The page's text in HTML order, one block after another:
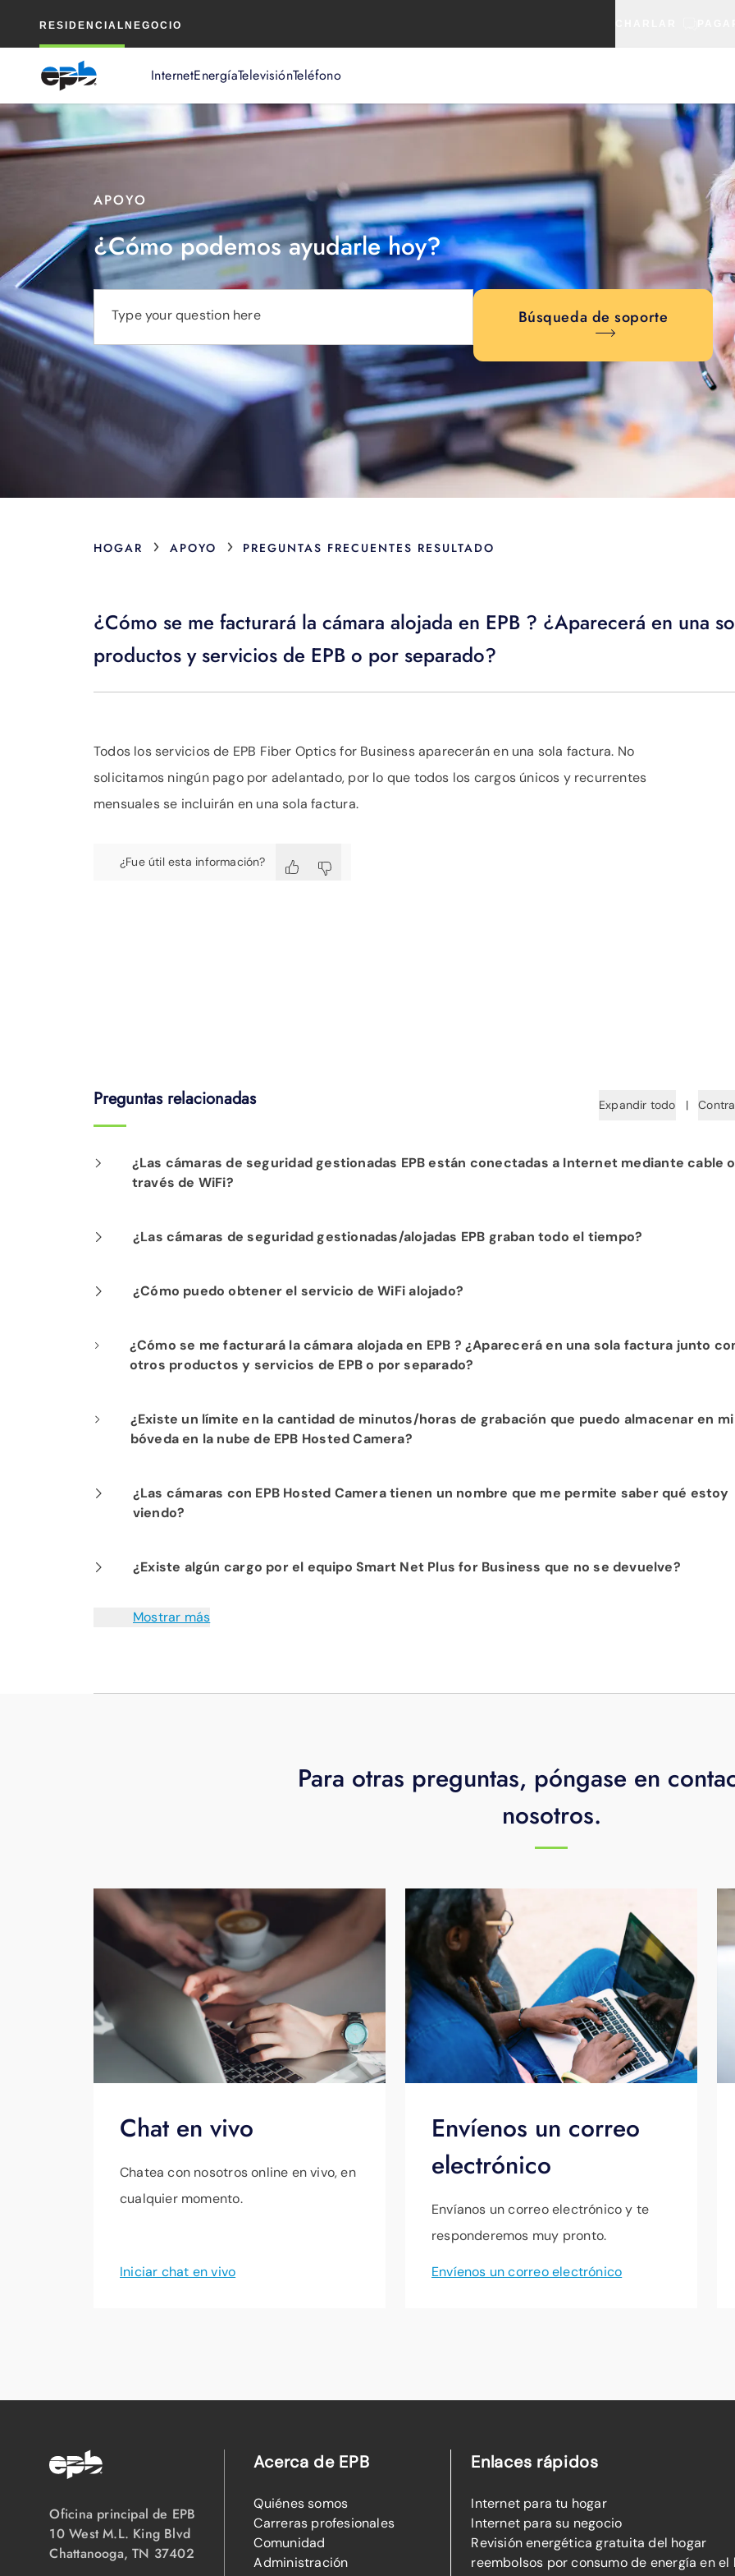
RESIDENCIAL NEGOCIO
InternetEnergíaTelevisiónTeléfono
principal
APOYO
¿Cómo podemos ayudarle hoy?
Type your question here Búsqueda de soporte
HOGAR › APOYO › PREGUNTAS FRECUENTES RESULTADO
¿Cómo se me facturará la cámara alojada en EPB ? ¿Aparecerá en una
productos y servicios de EPB o por separado?
Todos los servicios de EPB Fiber Optics for Business aparecerán en una sola factura. No
solicitamos ningún pago por adelantado, por lo que todos los cargos únicos y recurrentes
mensuales se incluirán en una sola factura.
¿Fue útil esta información?
Preguntas relacionadas Expandir todo |
¿Las cámaras de seguridad gestionadas EPB están conectadas a Internet mediante cable
través de WiFi?
¿Las cámaras de seguridad gestionadas/alojadas EPB graban todo el tiempo?
¿Cómo puedo obtener el servicio de WiFi alojado?
servicio de WiFi alojado. Comuníquese con nuestro departamento de ventas al
¿Cómo se me facturará la cámara alojada en EPB ? ¿Aparecerá en una sola factura junto
otros productos y servicios de EPB o por separado?
ningún pago por adelantado, por lo que todos los cargos únicos y recurrentes mensuales se
¿Existe un límite en la cantidad de minutos/horas de grabación que puedo almacenar en mi
bóveda en la nube de EPB Hosted Camera?
conservar durante el tiempo que quieras.
¿Las cámaras con EPB Hosted Camera tienen un nombre que me permite saber qué estoy
viendo?
¿Existe algún cargo por el equipo Smart Net Plus for Business que no se devuelve?
Sí, se le facturará el enrutador y cualquier extensor.
Mostrar más
Para otras preguntas, póngase en
nosotros.
Chat en vivo
Chatea con nosotros online en vivo, en
cualquier momento.
Iniciar chat en vivo
Envíenos un correo
electrónico
Envíanos un correo electrónico y te
responderemos muy pronto.
Envíenos un correo electrónico
Oficina principal de EPB
10 West M.L. King Blvd
Chattanooga, TN 37402
Acerca de EPB
Quiénes somos
Carreras profesionales
Comunidad
Administración
Enlaces rápidos
Internet para tu hogar
Internet para su negocio
Revisión energética gratuita del hogar
reembolsos por consumo de energía en el